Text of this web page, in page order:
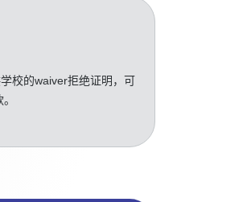
校的waiver拒绝证明，可